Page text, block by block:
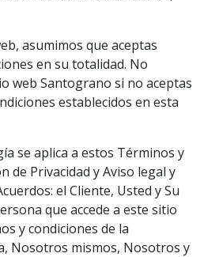
asumimos que aceptas
en su totalidad. No
web Santograno si no aceptas
establecidos en esta
se aplica a estos Términos y
de Privacidad y Aviso legal y
el Cliente, Usted y Su
que accede a este sitio
y condiciones de la
Nosotros mismos, Nosotros y